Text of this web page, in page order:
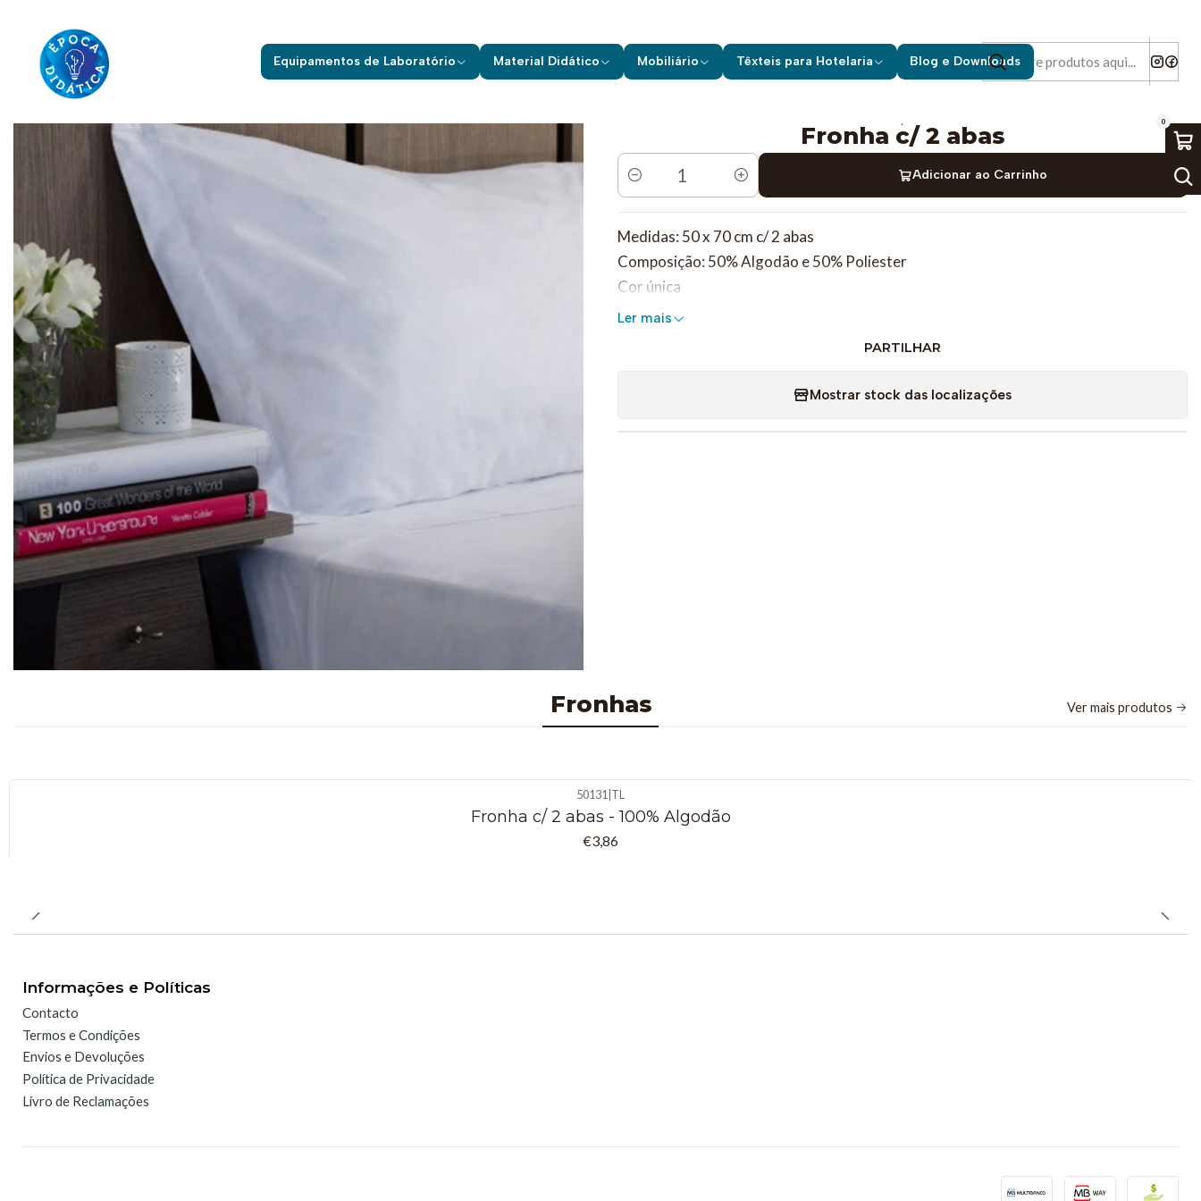
Equipamentos de Laboratório Material Didático Mobiliário Têxteis para Hotelaria Blog e Downloads
0
Fronha c/ 2 abas
Quantidade
Adicionar ao Carrinho
Medidas: 50 x 70 cm c/ 2 abas
Composição: 50% Algodão e 50% Poliester
Cor única
Ler mais
PARTILHAR
Mostrar stock das localizações
Fronhas Ver mais produtos
50131 TL
Fronha c/ 2 abas - 100% Algodão
€3,86
Informações e Políticas
Contacto
Termos e Condições
Envios e Devoluções
Política de Privacidade
Livro de Reclamações